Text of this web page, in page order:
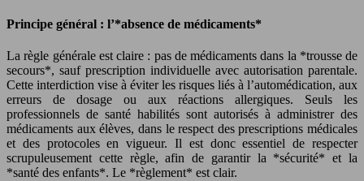
Principe général : l’*absence de médicaments*
La règle générale est claire : pas de médicaments dans la *trousse de
secours*, sauf prescription individuelle avec autorisation parentale.
Cette interdiction vise à éviter les risques liés à l’automédication, aux
erreurs de dosage ou aux réactions allergiques. Seuls les
professionnels de santé habilités sont autorisés à administrer des
médicaments aux élèves, dans le respect des prescriptions médicales
et des protocoles en vigueur. Il est donc essentiel de respecter
scrupuleusement cette règle, afin de garantir la *sécurité* et la
*santé des enfants*. Le *règlement* est clair.